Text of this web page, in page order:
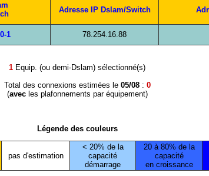
Adresse IP Dslam/Switch
1 78.254.16.88
1 Equip. (ou demi-Dslam) sélectionné(s)
Total des connexions estimées le 05/08: 0
(avecles plafonnements par équipement)
Légende des couleurs
pas d'estimation
< 20% de la
capacité
démarrage
20 à 80% de la
capacité
en croissance